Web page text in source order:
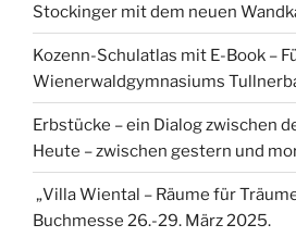
Stockinger mit dem neuen
Kozenn-Schulatlas mit E-Book –
Wienerwaldgymnasiums
Erbstücke – ein Dialog zwischen
Heute – zwischen gestern und
„Villa Wiental – Räume für
Buchmesse 26.-29. März 2025.